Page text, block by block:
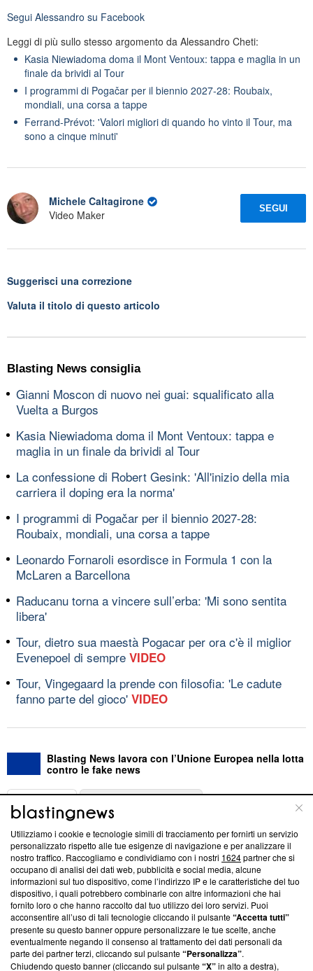
Segui Alessandro su Facebook
Leggi di più sullo stesso argomento da Alessandro Cheti:
Kasia Niewiadoma doma il Mont Ventoux: tappa e maglia in un
finale da brividi al Tour
I programmi di Pogačar per il biennio 2027-28: Roubaix,
mondiali, una corsa a tappe
Ferrand-Prévot: 'Valori migliori di quando ho vinto il Tour, ma
sono a cinque minuti'
Michele Caltagirone
Video Maker
SEGUI
Suggerisci una correzione
Valuta il titolo di questo articolo
Blasting News consiglia
Gianni Moscon di nuovo nei guai: squalificato alla
Vuelta a Burgos
Kasia Niewiadoma doma il Mont Ventoux: tappa e
maglia in un finale da brividi al Tour
La confessione di Robert Gesink: 'All'inizio della mia
carriera il doping era la norma'
I programmi di Pogačar per il biennio 2027-28:
Roubaix, mondiali, una corsa a tappe
Leonardo Fornaroli esordisce in Formula 1 con la
McLaren a Barcellona
Raducanu torna a vincere sull’erba: 'Mi sono sentita
libera'
Tour, dietro sua maestà Pogacar per ora c'è il miglior
Evenepoel di sempre VIDEO
Tour, Vingegaard la prende con filosofia: 'Le cadute
fanno parte del gioco' VIDEO
Blasting News lavora con l’Unione Europea nella lotta
contro le fake news
ABOUT
Questa sezione offre informazioni trasparenti su Blasting
News, sui nostri processi editoriali e su come ci impegniamo a
creare news di qualità. Inoltre, afferma la nostra aderenza a
‘Trust Project - News with Integrity’Blasting News non è
ancora membro del programma, ma ha richiesto di farne
parte; Trust Project non ha ancora effettuato una verifica di
conformità agli standard.
Su di noi
Utilizziamo i cookie e tecnologie simili di tracciamento per fornirti un servizio
personalizzato rispetto alle tue esigenze di navigazione e per analizzare il
nostro traffico. Raccogliamo e condividiamo con i nostri 1624partner che si
occupano di analisi dei dati web, pubblicità e social media, alcune
informazioni sul tuo dispositivo, come l’indirizzo IP e le caratteristiche del tuo
dispositivo, i quali potrebbero combinarle con altre informazioni che hai
fornito loro o che hanno raccolto dal tuo utilizzo dei loro servizi. Puoi
acconsentire all’uso di tali tecnologie cliccando il pulsante“Accetta tutti”
presente su questo banner oppure personalizzare le tue scelte, anche
eventualmente negando il consenso al trattamento dei dati personali da
parte dei partner terzi, cliccando sul pulsante“Personalizza”.
Chiudendo questo banner (cliccando sul pulsante“X”in alto a destra),